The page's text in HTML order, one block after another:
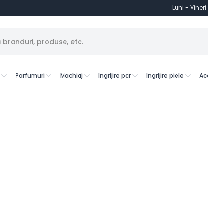
Luni - Vineri
Parfumuri Machiaj Ingrijire par Ingrijire piele